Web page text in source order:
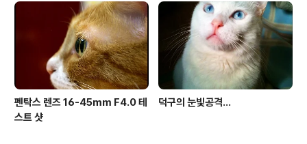
펜탁스 렌즈 16-45mm F4.0 테
스트 샷
덕구의 눈빛공격...